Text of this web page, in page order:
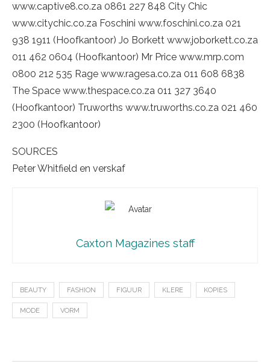
www.captive8.co.za 0861 227 848 City Chic
www.citychic.co.za Foschini www.foschini.co.za 021
938 1911 (Hoofkantoor) Jo Borkett www.joborkett.co.za
011 462 0604 (Hoofkantoor) Mr Price www.mrp.com
0800 212 535 Rage www.ragesa.co.za 011 608 6838
The Space www.thespace.co.za 011 327 3640
(Hoofkantoor) Truworths www.truworths.co.za 021 460
2300 (Hoofkantoor)
SOURCES
Peter Whitfield en verskaf
Caxton Magazines staff
BEAUTY FASHION FIGUUR KLERE KOPIES
MODE VORM